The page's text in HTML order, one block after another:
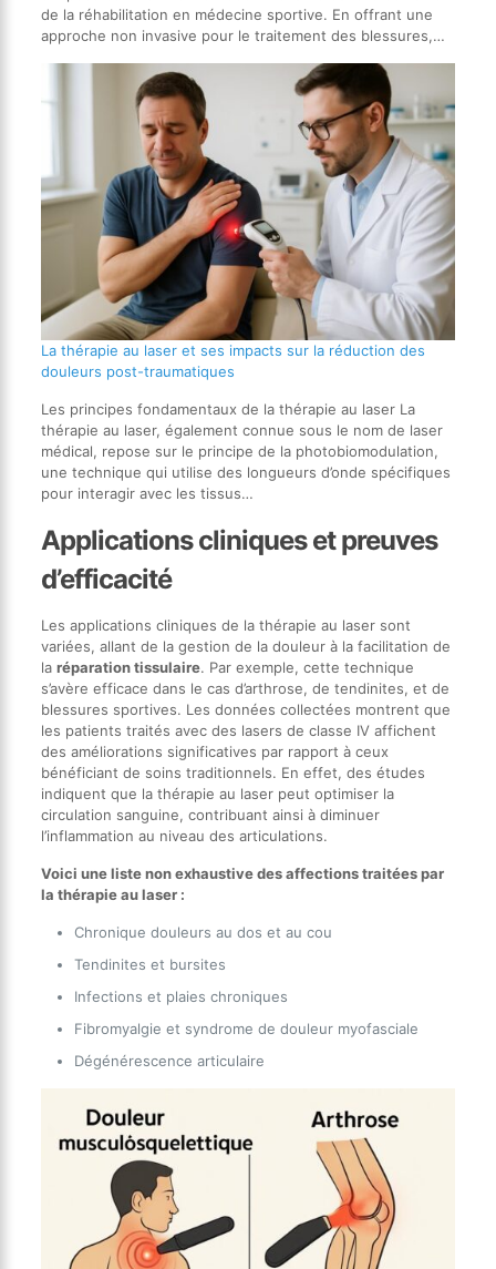
de la réhabilitation en médecine sportive. En offrant une
approche non invasive pour le traitement des blessures,…
La thérapie au laser et ses impacts sur la réduction des
douleurs post-traumatiques
Les principes fondamentaux de la thérapie au laser La
thérapie au laser, également connue sous le nom de laser
médical, repose sur le principe de la photobiomodulation,
une technique qui utilise des longueurs d’onde spécifiques
pour interagir avec les tissus…
Applications cliniques et preuves
d’efficacité
Les applications cliniques de la thérapie au laser sont
variées, allant de la gestion de la douleur à la facilitation de
la réparation tissulaire. Par exemple, cette technique
s’avère efficace dans le cas d’arthrose, de tendinites, et de
blessures sportives. Les données collectées montrent que
les patients traités avec des lasers de classe IV affichent
des améliorations significatives par rapport à ceux
bénéficiant de soins traditionnels. En effet, des études
indiquent que la thérapie au laser peut optimiser la
circulation sanguine, contribuant ainsi à diminuer
l’inflammation au niveau des articulations.
Voici une liste non exhaustive des affections traitées par
la thérapie au laser :
Chronique douleurs au dos et au cou
Tendinites et bursites
Infections et plaies chroniques
Fibromyalgie et syndrome de douleur myofasciale
Dégénérescence articulaire